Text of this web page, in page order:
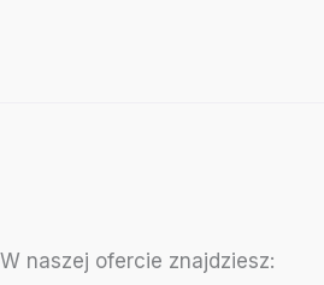
W naszej ofercie znajdziesz: